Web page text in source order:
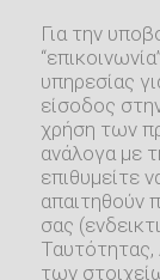
Για την
υπηρεσίας
είσοδος
χρήση των
ανάλογα με
επιθυμείτε
απαιτηθούν
σας
των